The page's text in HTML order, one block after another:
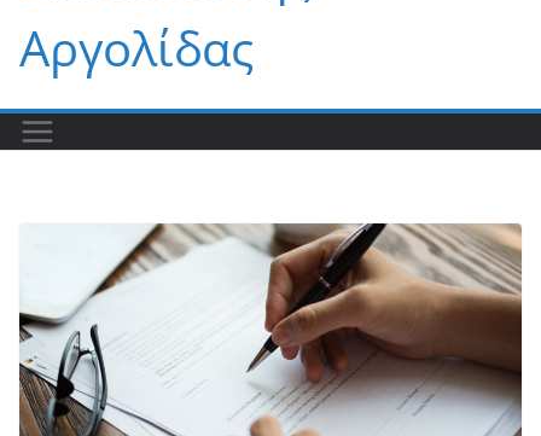
Αργολίδας